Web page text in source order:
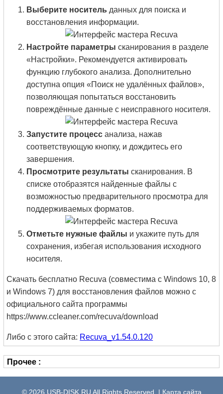
Выберите носитель данных для поиска и
восстановления информации.
Настройте параметры сканирования в разделе
«Настройки». Рекомендуется активировать
функцию глубокого анализа. Дополнительно
доступна опция «Поиск не удалённых файлов»,
позволяющая попытаться восстановить
повреждённые данные с неисправного носителя.
Запустите процесс анализа, нажав
соответствующую кнопку, и дождитесь его
завершения.
Просмотрите результаты сканирования. В
списке отобразятся найденные файлы с
возможностью предварительного просмотра для
поддерживаемых форматов.
Отметьте нужные файлы и укажите путь для
сохранения, избегая использования исходного
носителя.
Скачать бесплатно Recuva (совместима с Windows 10, 8
и Windows 7) для восстановления файлов можно с
официального сайта программы
https://www.ccleaner.com/recuva/download
Либо с этого сайта: Recuva_v1.54.0.120
Прочее :
© 2026 USB-DISK.RU All Rights Reserved. | Карта сайта